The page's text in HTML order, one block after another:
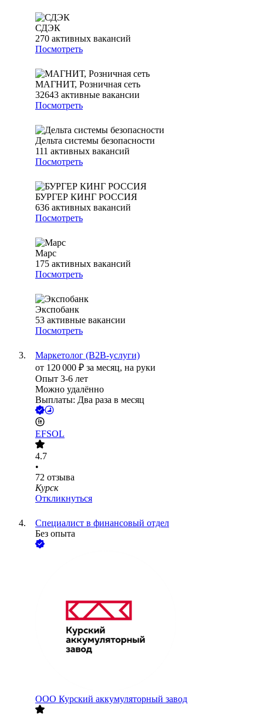
СДЭК
270 активных вакансий
Посмотреть
МАГНИТ, Розничная сеть
32643 активные вакансии
Посмотреть
Дельта системы безопасности
111 активных вакансий
Посмотреть
БУРГЕР КИНГ РОССИЯ
636 активных вакансий
Посмотреть
Марс
175 активных вакансий
Посмотреть
Экспобанк
53 активные вакансии
Посмотреть
Маркетолог (B2B-услуги)
от 120 000 ₽ за месяц, на руки
Опыт 3-6 лет
Можно удалённо
Выплаты: Два раза в месяц
EFSOL
4.7
•
72 отзыва
Курск
Откликнуться
Специалист в финансовый отдел
Без опыта
ООО Курский аккумуляторный завод